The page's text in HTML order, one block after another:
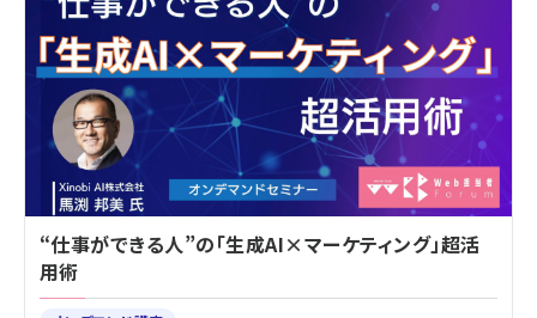
“仕事ができる人”の「生成AI×マーケティング」超活
用術